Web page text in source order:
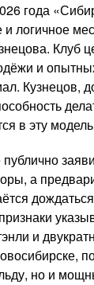
года
логичное
Клуб
и
Кузнецов,
в эту
а
и
но и